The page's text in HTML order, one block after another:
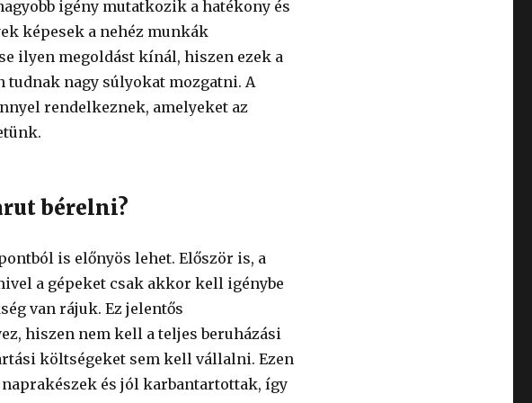
igény mutatkozik a hatékony és
képesek a nehéz munkák
ilyen megoldást kínál, hiszen ezek a
tudnak nagy súlyokat mozgatni. A
rendelkeznek, amelyeket az
bérelni?
is előnyös lehet. Először is, a
a gépeket csak akkor kell igénybe
van rájuk. Ez jelentős
hiszen nem kell a teljes beruházási
költségeket sem kell vállalni. Ezen
és jól karbantartottak, így